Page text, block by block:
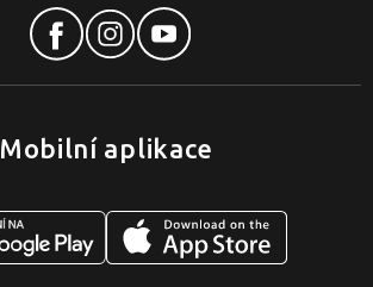
Mobilní aplikace